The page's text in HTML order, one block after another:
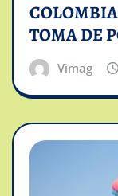
TOMA DE
Vimag